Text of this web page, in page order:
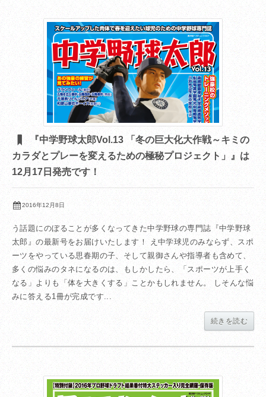
『中学野球太郎Vol.13 「冬の巨大化大作戦～キミの
カラダとプレーを変えるための極秘プロジェクト」』は
12月17日発売です！
2016年12月8日
う話題にのぼることが多くなってきた中学野球の専門誌『中学野球
太郎』の最新号をお届けいたします！ え中学球児のみならず、スポ
ーツをやっている思春期の子、そして親御さんや指導者も含めて、
多くの悩みのタネになるのは、もしかしたら、「スポーツが上手く
なる」よりも「体を大きくする」ことかもしれません。 しそんな悩
みに答える1冊が完成です...
続きを読む